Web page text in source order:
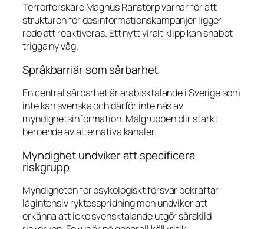
Terrorforskare Magnus Ranstorp varnar för att
strukturen för desinformationskampanjer ligger
redo att reaktiveras. Ett nytt viralt klipp kan snabbt
trigga ny våg.
Språkbarriär som sårbarhet
En central sårbarhet är arabisktalande i Sverige som
inte kan svenska och därför inte nås av
myndighetsinformation. Målgruppen blir starkt
beroende av alternativa kanaler.
Myndighet undviker att specificera
riskgrupp
Myndigheten för psykologiskt försvar bekräftar
lågintensiv ryktesspridning men undviker att
erkänna att icke svensktalande utgör särskild